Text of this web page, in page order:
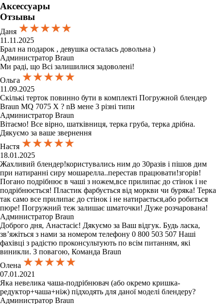
Аксессуары
Отзывы
Даня ★★★★★
★★★★★
★★★★★
11.11.2025
Брал на подарок , девушка осталась довольна )
Администратор Braun
Ми раді, що Всі залишилися задоволені!
Ольга ★★★★★
★★★★★
★★★★★
11.09.2025
Скількі терток повинно бути в комплекті Погружной блендер
Braun MQ 7075 X ? nВ мене 3 різні типи
Администратор Braun
Вітаємо! Все вірно, шатківниця, терка груба, терка дрібна.
Дякуємо за ваше звернення
Настя ★★★★★
★★★★★
★★★★★
18.01.2025
Жахливий блендер!користувались ним до 30разів і пішов дим
при натиранні сиру мошарелла..перестав працювати!згорів!
Погано подрібнює в чаші з ножем,все прилипає до стінок і не
подрібнюється! Пластик фарбується від моркви чи буряка! Терка
так само все прилипає до стінок і не натирається,або робиться
пюре! Погружний теж залишає шматочки! Дуже розчарована!
Администратор Braun
Доброго дня, Анастасіє! Дякуємо за Ваш відгук. Будь ласка,
зв’яжіться з нами за номером телефону 0 800 503 507 Наші
фахівці з радістю проконсультують по всім питанням, які
виникли. З повагою, Команда Braun
Олена ★★★★★
★★★★★
★★★★★
07.01.2021
Яка невелика чаша-подрібнювач (або окремо кришка-
редуктор+чаша+ніж) підходять для даної моделі блендеру?
Администратор Braun